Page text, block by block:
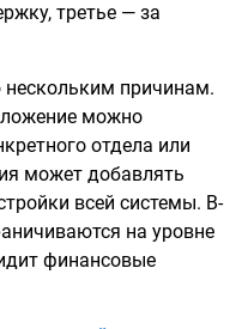
третье — за
нескольким причинам.
можно
отдела или
может добавлять
всей системы. В-
на уровне
финансовые